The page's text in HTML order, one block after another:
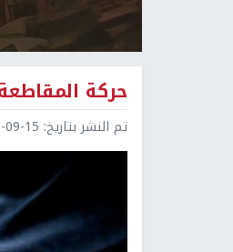
حركة
تم النشر بتاريخ: 15 14:58